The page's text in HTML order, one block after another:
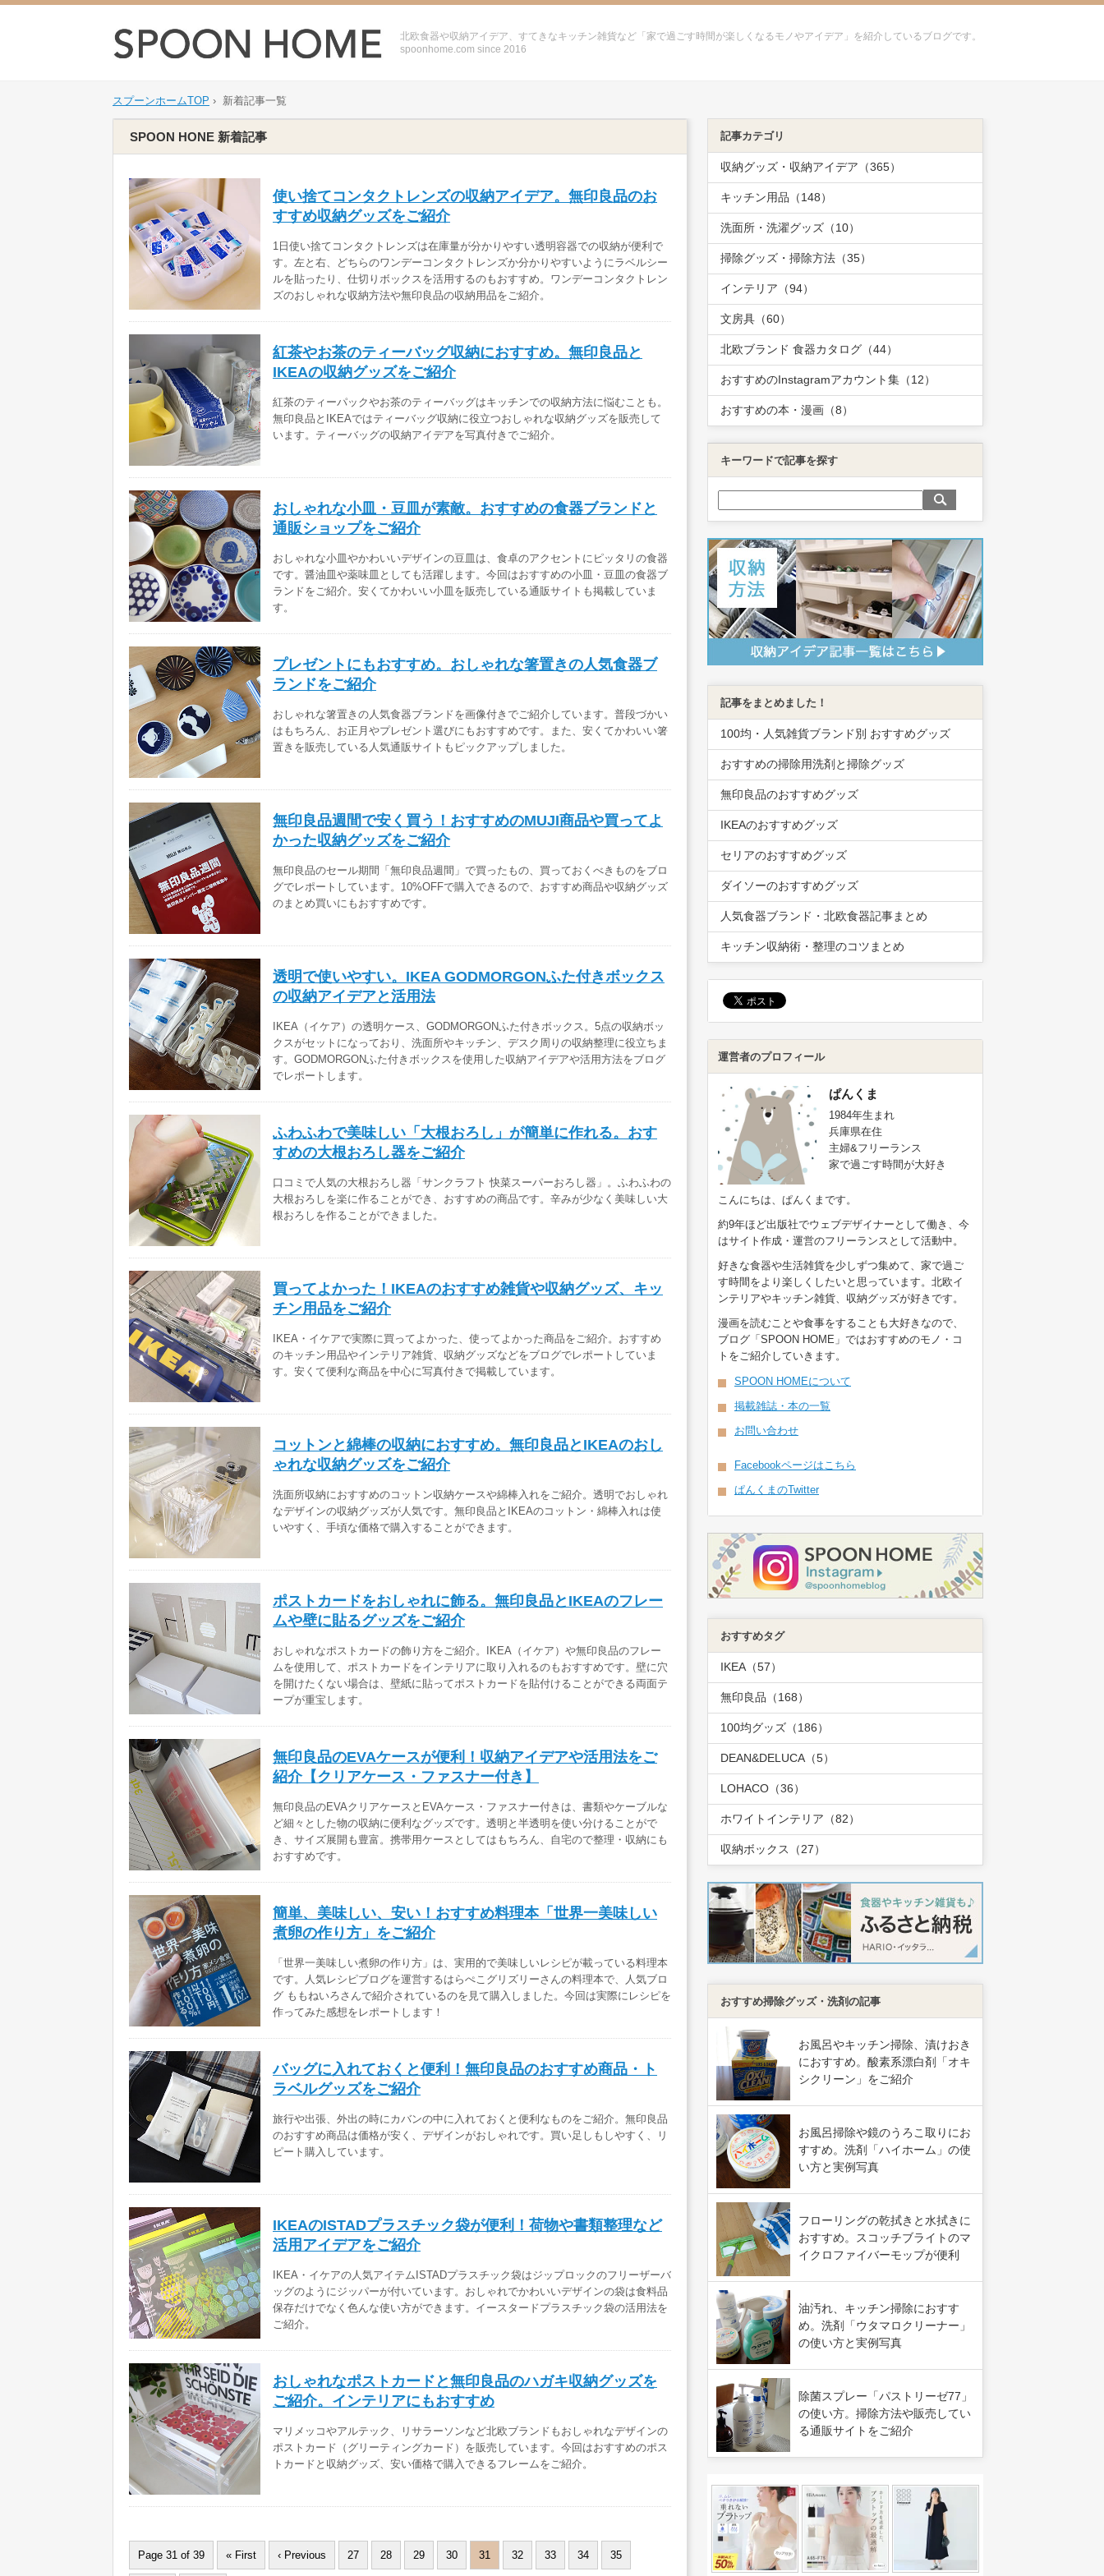
北欧食器や収納アイデア、すてきなキッチン雑貨など「家で過ごす時間が楽しくなるモノやアイデア」を紹介しているブログです。
spoonhome.com since 2016
スプーンホームTOP › 新着記事一覧
SPOON HONE 新着記事
使い捨てコンタクトレンズの収納アイデア。無印良品のお
すすめ収納グッズをご紹介
1日使い捨てコンタクトレンズは在庫量が分かりやすい透明容器での収納が便利で
す。左と右、どちらのワンデーコンタクトレンズか分かりやすいようにラベルシー
ルを貼ったり、仕切りボックスを活用するのもおすすめ。ワンデーコンタクトレン
ズのおしゃれな収納方法や無印良品の収納用品をご紹介。
紅茶やお茶のティーバッグ収納におすすめ。無印良品と
IKEAの収納グッズをご紹介
紅茶のティーパックやお茶のティーバッグはキッチンでの収納方法に悩むことも。
無印良品とIKEAではティーバッグ収納に役立つおしゃれな収納グッズを販売して
います。ティーバッグの収納アイデアを写真付きでご紹介。
おしゃれな小皿・豆皿が素敵。おすすめの食器ブランドと
通販ショップをご紹介
おしゃれな小皿やかわいいデザインの豆皿は、食卓のアクセントにピッタリの食器
です。醤油皿や薬味皿としても活躍します。今回はおすすめの小皿・豆皿の食器ブ
ランドをご紹介。安くてかわいい小皿を販売している通販サイトも掲載していま
す。
プレゼントにもおすすめ。おしゃれな箸置きの人気食器ブ
ランドをご紹介
おしゃれな箸置きの人気食器ブランドを画像付きでご紹介しています。普段づかい
はもちろん、お正月やプレゼント選びにもおすすめです。また、安くてかわいい箸
置きを販売している人気通販サイトもピックアップしました。
無印良品週間で安く買う！おすすめのMUJI商品や買ってよ
かった収納グッズをご紹介
無印良品のセール期間「無印良品週間」で買ったもの、買っておくべきものをブロ
グでレポートしています。10%OFFで購入できるので、おすすめ商品や収納グッズ
のまとめ買いにもおすすめです。
透明で使いやすい。IKEA GODMORGONふた付きボックス
の収納アイデアと活用法
IKEA（イケア）の透明ケース、GODMORGONふた付きボックス。5点の収納ボッ
クスがセットになっており、洗面所やキッチン、デスク周りの収納整理に役立ちま
す。GODMORGONふた付きボックスを使用した収納アイデアや活用方法をブログ
でレポートします。
ふわふわで美味しい「大根おろし」が簡単に作れる。おす
すめの大根おろし器をご紹介
口コミで人気の大根おろし器「サンクラフト 快菜スーパーおろし器」。ふわふわの
大根おろしを楽に作ることができ、おすすめの商品です。辛みが少なく美味しい大
根おろしを作ることができました。
買ってよかった！IKEAのおすすめ雑貨や収納グッズ、キッ
チン用品をご紹介
IKEA・イケアで実際に買ってよかった、使ってよかった商品をご紹介。おすすめ
のキッチン用品やインテリア雑貨、収納グッズなどをブログでレポートしていま
す。安くて便利な商品を中心に写真付きで掲載しています。
コットンと綿棒の収納におすすめ。無印良品とIKEAのおし
ゃれな収納グッズをご紹介
洗面所収納におすすめのコットン収納ケースや綿棒入れをご紹介。透明でおしゃれ
なデザインの収納グッズが人気です。無印良品とIKEAのコットン・綿棒入れは使
いやすく、手頃な価格で購入することができます。
ポストカードをおしゃれに飾る。無印良品とIKEAのフレー
ムや壁に貼るグッズをご紹介
おしゃれなポストカードの飾り方をご紹介。IKEA（イケア）や無印良品のフレー
ムを使用して、ポストカードをインテリアに取り入れるのもおすすめです。壁に穴
を開けたくない場合は、壁紙に貼ってポストカードを貼付けることができる両面テ
ープが重宝します。
無印良品のEVAケースが便利！収納アイデアや活用法をご
紹介【クリアケース・ファスナー付き】
無印良品のEVAクリアケースとEVAケース・ファスナー付きは、書類やケーブルな
ど細々とした物の収納に便利なグッズです。透明と半透明を使い分けることがで
き、サイズ展開も豊富。携帯用ケースとしてはもちろん、自宅ので整理・収納にも
おすすめです。
簡単、美味しい、安い！おすすめ料理本「世界一美味しい
煮卵の作り方」をご紹介
「世界一美味しい煮卵の作り方」は、実用的で美味しいレシピが載っている料理本
です。人気レシピブログを運営するはらぺこグリズリーさんの料理本で、人気ブロ
グ ももねいろさんで紹介されているのを見て購入しました。今回は実際にレシピを
作ってみた感想をレポートします！
バッグに入れておくと便利！無印良品のおすすめ商品・ト
ラベルグッズをご紹介
旅行や出張、外出の時にカバンの中に入れておくと便利なものをご紹介。無印良品
のおすすめ商品は価格が安く、デザインがおしゃれです。買い足しもしやすく、リ
ピート購入しています。
IKEAのISTADプラスチック袋が便利！荷物や書類整理など
活用アイデアをご紹介
IKEA・イケアの人気アイテムISTADプラスチック袋はジップロックのフリーザーバ
ッグのようにジッパーが付いています。おしゃれでかわいいデザインの袋は食料品
保存だけでなく色んな使い方ができます。イースタードプラスチック袋の活用法を
ご紹介。
おしゃれなポストカードと無印良品のハガキ収納グッズを
ご紹介。インテリアにもおすすめ
マリメッコやアルテック、リサラーソンなど北欧ブランドもおしゃれなデザインの
ポストカード（グリーティングカード）を販売しています。今回はおすすめのポス
トカードと収納グッズ、安い価格で購入できるフレームをご紹介。
Page 31 of 39 « First ‹ Previous 27 28 29 30 31 32 33 34 35
記事カテゴリ
収納グッズ・収納アイデア（365）
キッチン用品（148）
洗面所・洗濯グッズ（10）
掃除グッズ・掃除方法（35）
インテリア（94）
文房具（60）
北欧ブランド 食器カタログ（44）
おすすめのInstagramアカウント集（12）
おすすめの本・漫画（8）
キーワードで記事を探す
記事をまとめました！
100均・人気雑貨ブランド別 おすすめグッズ
おすすめの掃除用洗剤と掃除グッズ
無印良品のおすすめグッズ
IKEAのおすすめグッズ
セリアのおすすめグッズ
ダイソーのおすすめグッズ
人気食器ブランド・北欧食器記事まとめ
キッチン収納術・整理のコツまとめ
運営者のプロフィール
ぱんくま
1984年生まれ
兵庫県在住
主婦&フリーランス
家で過ごす時間が大好き
こんにちは、ぱんくまです。
約9年ほど出版社でウェブデザイナーとして働き、今
はサイト作成・運営のフリーランスとして活動中。
好きな食器や生活雑貨を少しずつ集めて、家で過ご
す時間をより楽しくしたいと思っています。北欧イ
ンテリアやキッチン雑貨、収納グッズが好きです。
漫画を読むことや食事をすることも大好きなので、
ブログ「SPOON HOME」ではおすすめのモノ・コ
トをご紹介していきます。
SPOON HOMEについて
掲載雑誌・本の一覧
お問い合わせ
Facebookページはこちら
ぱんくまのTwitter
おすすめタグ
IKEA（57）
無印良品（168）
100均グッズ（186）
DEAN&DELUCA（5）
LOHACO（36）
ホワイトインテリア（82）
収納ボックス（27）
おすすめ掃除グッズ・洗剤の記事
お風呂やキッチン掃除、漬けおき
におすすめ。酸素系漂白剤「オキ
シクリーン」をご紹介
お風呂掃除や鏡のうろこ取りにお
すすめ。洗剤「ハイホーム」の使
い方と実例写真
フローリングの乾拭きと水拭きに
おすすめ。スコッチブライトのマ
イクロファイバーモップが便利
油汚れ、キッチン掃除におすす
め。洗剤「ウタマロクリーナー」
の使い方と実例写真
除菌スプレー「パストリーゼ77」
の使い方。掃除方法や販売してい
る通販サイトをご紹介